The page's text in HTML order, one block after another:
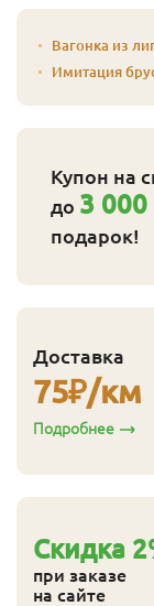
Вагонка из
Имитация
Купон на
до 3 000
подарок!
Доставка
75₽/км
Подробнее
Cкидка 2
при заказе
на сайте